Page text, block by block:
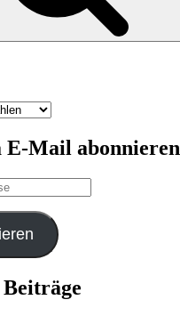
E-Mail abonnieren
Beiträge